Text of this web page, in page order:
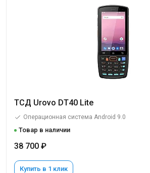
ТСД Urovo DT40 Lite
Операционная система Android 9.0
Товар в наличии
38 700 ₽
Купить в 1 клик